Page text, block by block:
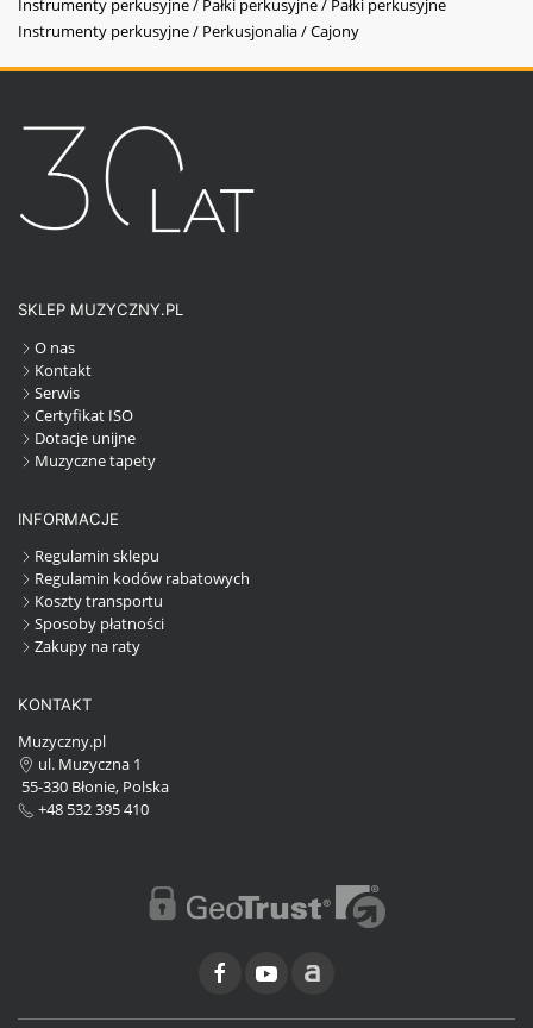
Instrumenty perkusyjne / Pałki perkusyjne / Pałki perkusyjne
Instrumenty perkusyjne / Perkusjonalia / Cajony
SKLEP MUZYCZNY.PL
O nas
Kontakt
Serwis
Certyfikat ISO
Dotacje unijne
Muzyczne tapety
INFORMACJE
Regulamin sklepu
Regulamin kodów rabatowych
Koszty transportu
Sposoby płatności
Zakupy na raty
KONTAKT
Muzyczny.pl
ul. Muzyczna 1
55-330 Błonie, Polska
+48 532 395 410